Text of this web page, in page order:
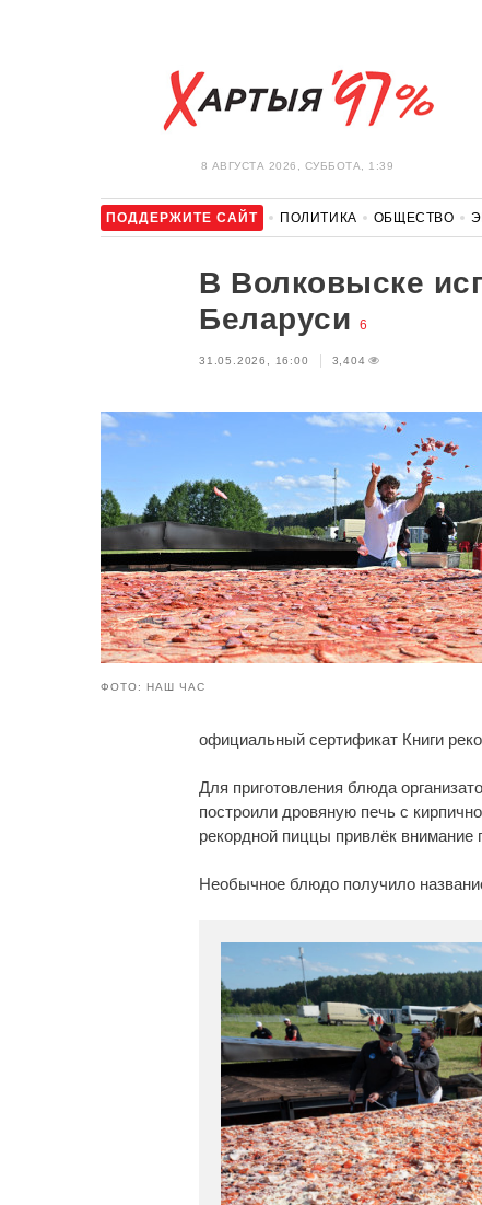
8 АВГУСТА 2026, СУББОТА, 1:39
ПОДДЕРЖИТЕ САЙТ ПОЛИТИКА ОБЩЕСТВО
В Волковыске
Беларуси
6
31.05.2026, 16:00 3,404
ФОТО: НАШ ЧАС
официальный сертификат Книги
Для приготовления блюда
построили дровяную печь с
рекордной пиццы привлёк внимание
Необычное блюдо получило